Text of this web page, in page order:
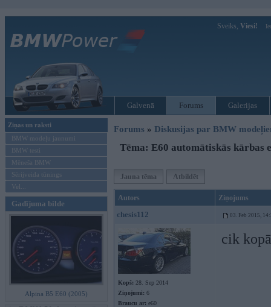
Sveiks, Viesi!
Galvenā Forums Galerijas
Ziņas un raksti
BMW modeļu jaunumi
BMW testi
Mēneša BMW
Sērijveida tūnings
Vel...
Gadījuma bilde
Alpina B5 E60 (2005)
Forums » Diskusijas par BMW
Tēma: E60 automātiskās kārbas
Jauna tēma Atbildēt
Autors Ziņojums
chesis112 03. Feb 2015,
Kopš: 28. Sep 2014
Ziņojumi: 6
Braucu ar: e60
cik